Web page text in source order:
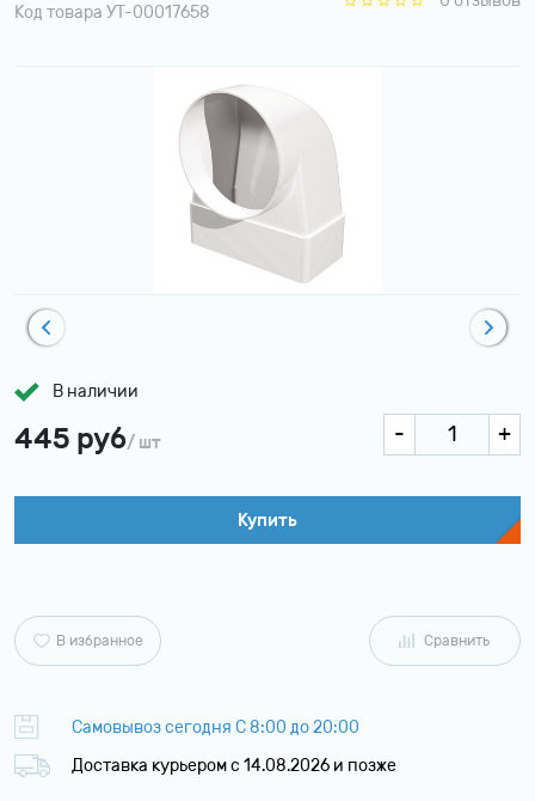
Код товара УТ-00017658
В наличии
445 руб/ шт
Купить
Самовывоз сегодня С 8:00 до 20:00
Доставка курьером c 14.08.2026 и позже
В избранное Сравнить